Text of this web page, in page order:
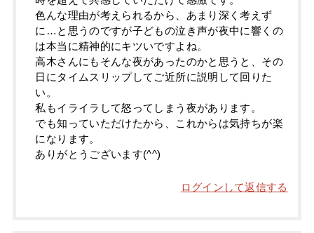
色んな理由が考えられるから、あまり深く考えず
に…と思うのですが子どもの泣き声が夜中に響くの
は本当に精神的にキツいですよね。
高木さんにもそんな夜があったのかと思うと、その
日にタイムスリップしてご近所に説明して回りた
い。
私もイライラして怒ってしまう夜があります。
でも知っていただけたから、これからは気持ちが楽
になります。
ありがとうございます(^^)
ログインして返信する